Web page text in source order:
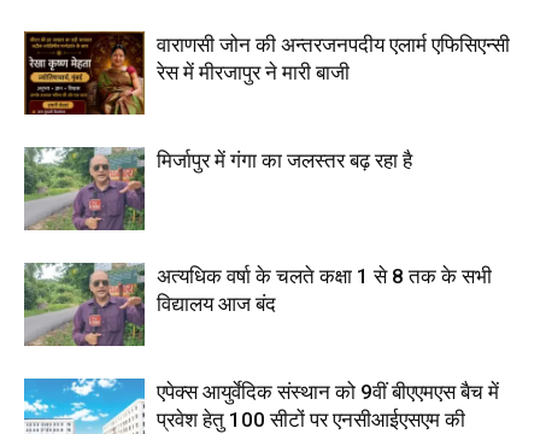
वाराणसी जोन की अन्तरजनपदीय एलार्म एफिसिएन्सी
रेस में मीरजापुर ने मारी बाजी
मिर्जापुर में गंगा का जलस्तर बढ़ रहा है
अत्यधिक वर्षा के चलते कक्षा 1 से 8 तक के सभी
विद्यालय आज बंद
एपेक्स आयुर्वेदिक संस्थान को 9वीं बीएएमएस बैच में
प्रवेश हेतु 100 सीटों पर एनसीआईएसएम की